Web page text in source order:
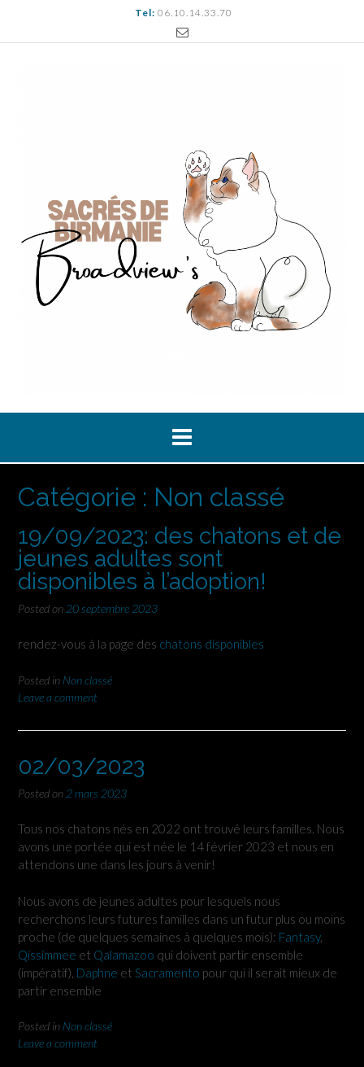
Tel: 06.10.14.33.70
Catégorie : Non classé
19/09/2023: des chatons et de
jeunes adultes sont
disponibles à l’adoption!
Posted on 20 septembre 2023
rendez-vous à la page des chatons disponibles
Posted in Non classé
Leave a comment
02/03/2023
Posted on 2 mars 2023
Tous nos chatons nés en 2022 ont trouvé leurs familles. Nous
avons une portée qui est née le 14 février 2023 et nous en
attendons une dans les jours à venir!
Nous avons de jeunes adultes pour lesquels nous
recherchons leurs futures familles dans un futur plus ou moins
proche (de quelques semaines à quelques mois): Fantasy,
Qissimmee et Qalamazoo qui doivent partir ensemble
(impératif), Daphne et Sacramento pour qui il serait mieux de
partir ensemble
Posted in Non classé
Leave a comment